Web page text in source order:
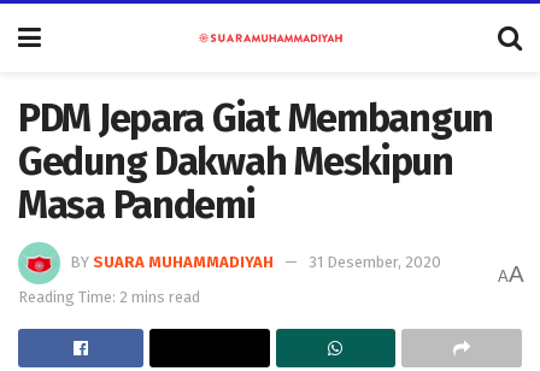
PDM Jepara Giat Membangun
Gedung Dakwah Meskipun
Masa Pandemi
BY SUARA MUHAMMADIYAH
31 Desember, 2020
Reading Time: 2 mins read
AA